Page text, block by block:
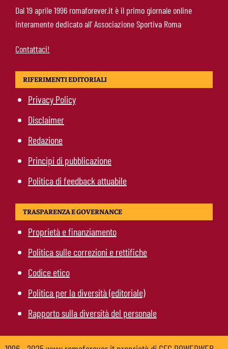
Calciomercato Roma, il grande obiettivo parte
dalla panchina: Farioli fa chiarezza sul futuro
Dal 19 aprile 1996 romaforever.it è il primo giornale online
interamente dedicato all’ Associazione Sportiva Roma
Contattaci!
RIFERIMENTI EDITORIALI
Privacy Policy
Disclaimer
Redazione
Principi di pubblicazione
Politica di feedback attuabile
TRASPARENZA E GOVERNANCE
Proprietà e finanziamento
Politica sulle correzioni e rettifiche
Codice etico
Politica per la diversità (editoriale)
Rapporto sulla diversità del personale